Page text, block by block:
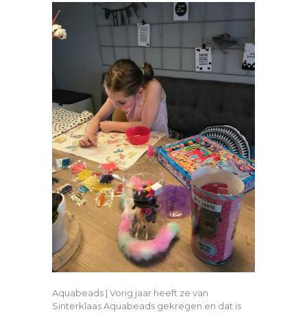
Aquabeads | Vorig jaar heeft ze van
Sinterklaas Aquabeads gekregen en dat is